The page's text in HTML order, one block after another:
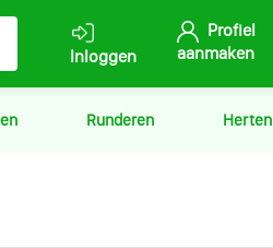
Inloggen
Profiel
aanmaken
Runderen Herten